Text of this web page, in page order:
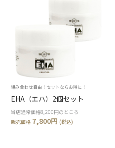
組み合わせ自由！セットならお得に！
EHA（エハ）2個セット
当店通常価格8,200円のところ
販売価格 7,800円 (税込)